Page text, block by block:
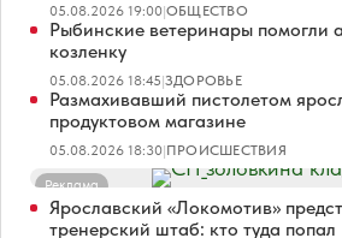
05.08.2026 19:00|ОБЩЕСТВО
Рыбинские ветеринары помогли
козленку
05.08.2026 18:45|ЗДОРОВЬЕ
Размахивавший пистолетом
продуктовом магазине
05.08.2026 18:30|ПРОИСШЕСТВИЯ
Реклама
Ярославский «Локомотив»
тренерский штаб: кто туда попал